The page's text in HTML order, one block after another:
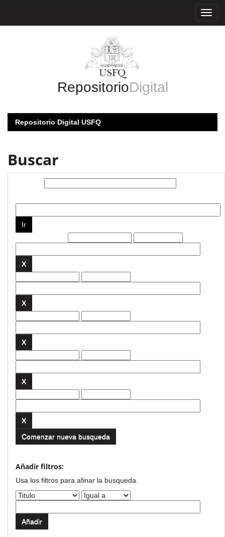
RepositorioDigital
Repositorio Digital USFQ
Buscar
Comenzar nueva busqueda
Añadir filtros:
Usa los filtros para afinar la busqueda.